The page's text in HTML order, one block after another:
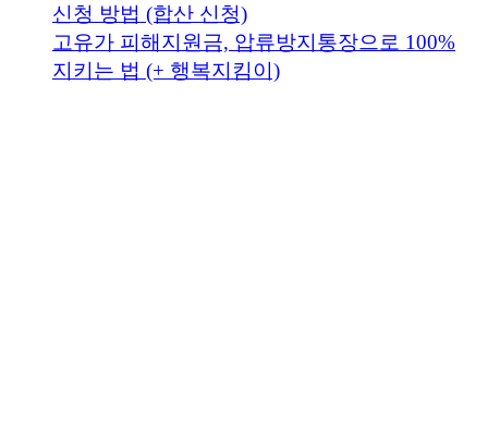
신청 방법 (합산 신청)
고유가 피해지원금, 압류방지통장으로 100%
지키는 법 (+ 행복지킴이)